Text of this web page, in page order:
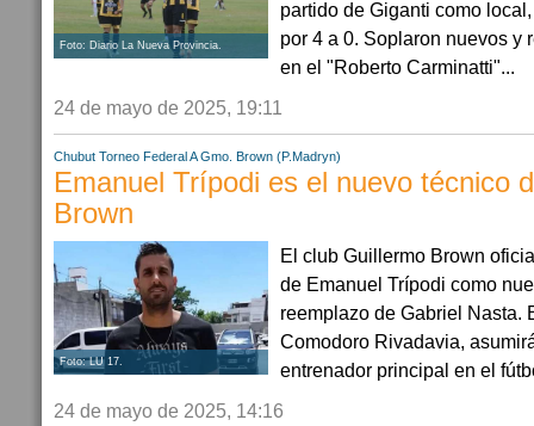
Foto: Diario La Nueva Provincia.
partido de Giganti como
por 4 a 0. Soplaron nuevos y
en el "Roberto Carminatti"...
24 de mayo de 2025, 19:11
Chubut Torneo Federal A Gmo. Brown (P.Madryn)
Emanuel Trípodi es el nuevo técnico
Brown
Foto: LU 17.
El club Guillermo Brown
de Emanuel Trípodi como
reemplazo de Gabriel Nasta.
Comodoro Rivadavia,
entrenador principal en el
24 de mayo de 2025, 14:16